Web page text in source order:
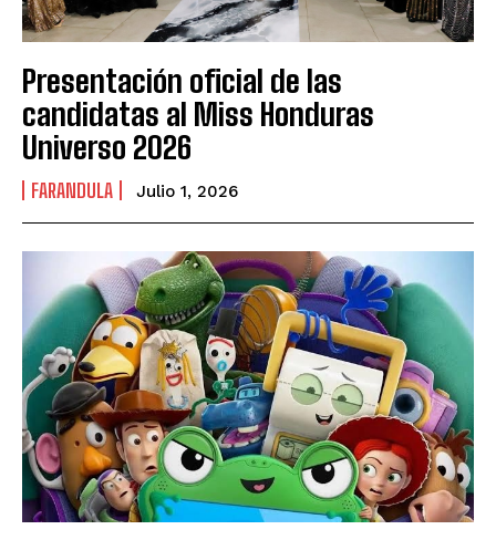
Presentación oficial de las
candidatas al Miss Honduras
Universo 2026
FARANDULA Julio 1, 2026